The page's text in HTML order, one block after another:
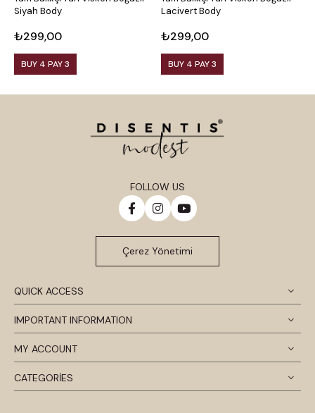
Siyah Body
₺299,00
BUY 4 PAY 3
Lacivert Body
₺299,00
BUY 4 PAY 3
QUICK ACCESS
IMPORTANT INFORMATION
MY ACCOUNT
CATEGORİES
FOLLOW US
Çerez Yönetimi